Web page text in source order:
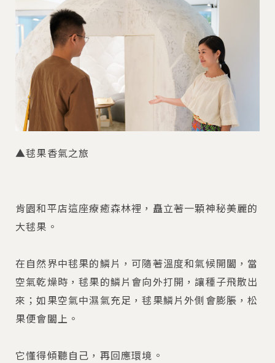
▲毬果香氣之旅
肯園和平店這座療癒森林裡，矗立著一顆神秘美麗的
大毬果。
在自然界中毬果的鱗片，可隨著溫度和氣候開闔，當
空氣乾燥時，毬果的鱗片會向外打開，讓種子飛散出
來；如果空氣中濕氣充足，毬果鱗片外側會膨脹，松
果便會闔上。
它懂得傾聽自己，再回應環境。